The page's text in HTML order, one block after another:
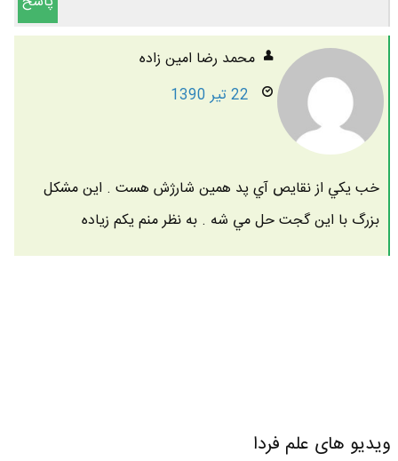
محمد رضا امين زاده
22 تیر 1390
خب يكي از نقايص آي پد همين شارژش هست . اين مشكل
بزرگ با اين گجت حل مي شه . به نظر منم يكم زياده
ویدیو های علم فردا